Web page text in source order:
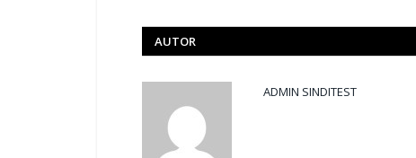
AUTOR
ADMIN SINDITEST